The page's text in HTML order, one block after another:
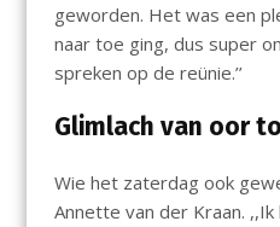
geworden. Het was een
naar toe ging, dus super
spreken op de reünie.’’
Glimlach van oor
Wie het zaterdag ook
Annette van der Kraan.